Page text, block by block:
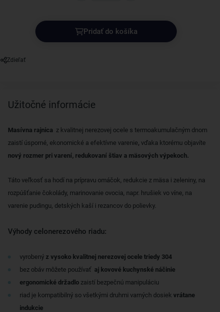
Pridať do košíka
Zdieľať
Užitočné informácie
Masívna rajnica z kvalitnej nerezovej ocele s termoakumulačným dnom
zaistí úsporné, ekonomické a efektívne varenie, vďaka ktorému objavíte
nový rozmer pri varení, redukovaní štiav a mäsových výpekoch.
Táto veľkosť sa hodí na prípravu omáčok, redukcie z mäsa i zeleniny, na
rozpúšťanie čokolády, marinovanie ovocia, napr. hrušiek vo víne, na
varenie pudingu, detských kaší i rezancov do polievky.
Výhody celonerezového riadu:
vyrobený z vysoko kvalitnej nerezovej ocele triedy 304
bez obáv môžete používať aj kovové kuchynské náčinie
ergonomické držadlo zaistí bezpečnú manipuláciu
riad je kompatibilný so všetkými druhmi varných dosiek vrátane
indukcie